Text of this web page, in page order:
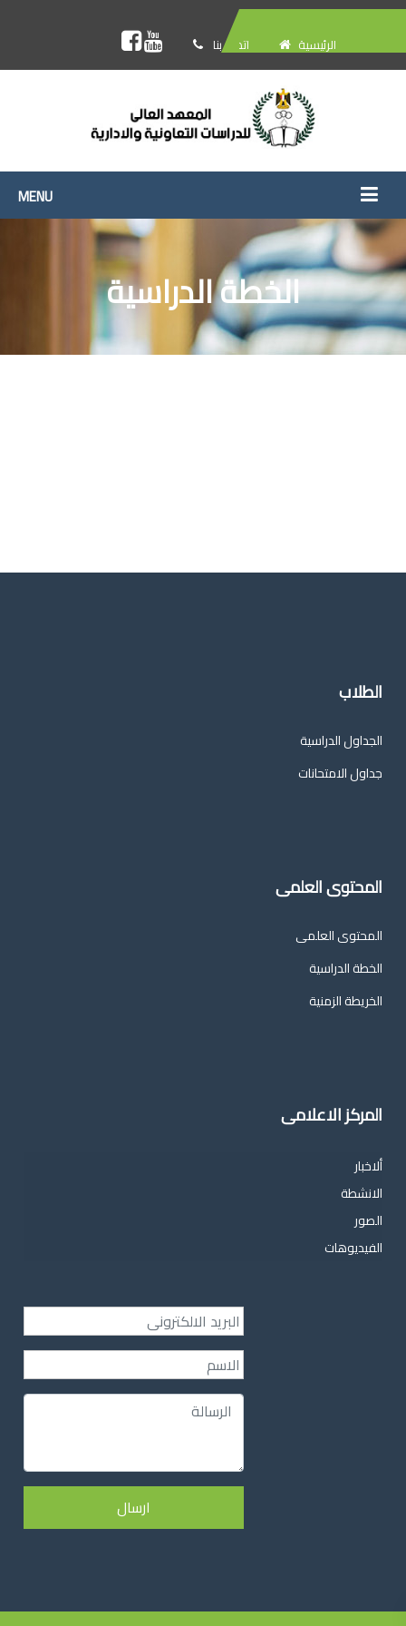
اتصل بنا الرئيسية
الخطة الدراسية
الطلاب
الجداول الدراسية
جداول الامتحانات
المحتوى العلمى
المحتوى العلمى
الخطة الدراسية
الخريطة الزمنية
المركز الاعلامى
ألاخبار
الانشطة
الصور
الفيديوهات